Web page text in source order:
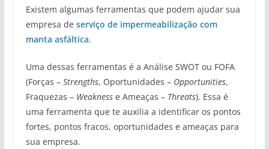
Existem algumas ferramentas que podem ajudar sua
empresa de serviço de impermeabilização com
manta asfáltica.
Uma dessas ferramentas é a Análise SWOT ou FOFA
(Forças –Strengths, Oportunidades – Opportunities,
Fraquezas –Weaknesse Ameaças – Threats). Essa é
uma ferramenta que te auxilia a identificar os pontos
fortes, pontos fracos, oportunidades e ameaças para
sua empresa.